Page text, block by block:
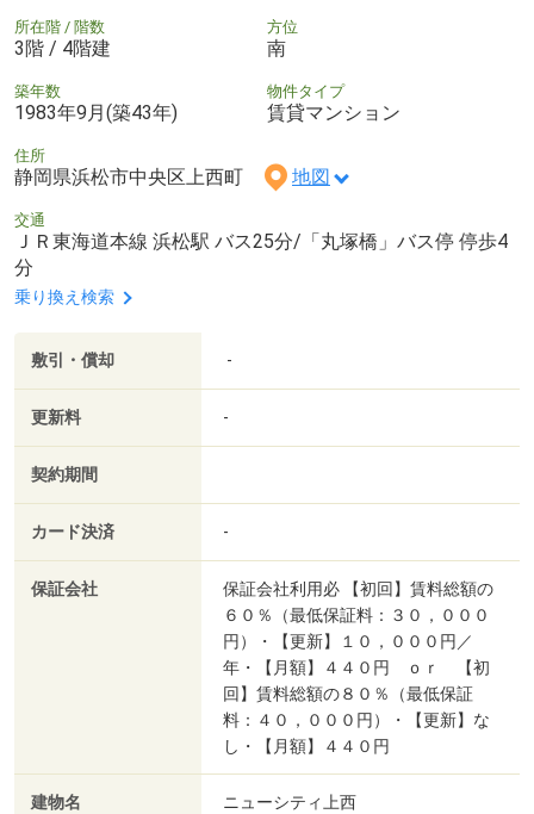
所在階 / 階数
3階 / 4階建
方位
南
築年数
1983年9月(築43年)
物件タイプ
賃貸マンション
住所
静岡県浜松市中央区上西町 地図
交通
ＪＲ東海道本線 浜松駅 バス25分/「丸塚橋」バス停 停歩4
分
乗り換え検索
敷引・償却 -
更新料 -
契約期間
カード決済 -
保証会社
保証会社利用必 【初回】賃料総額の
６０％（最低保証料：３０，０００
円）・【更新】１０，０００円／
年・【月額】４４０円 ｏｒ 【初
回】賃料総額の８０％（最低保証
料：４０，０００円）・【更新】な
し・【月額】４４０円
建物名 ニューシティ上西